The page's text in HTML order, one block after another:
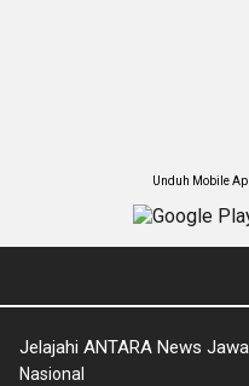
Unduh Mobile
Jelajahi ANTARA News
Nasional